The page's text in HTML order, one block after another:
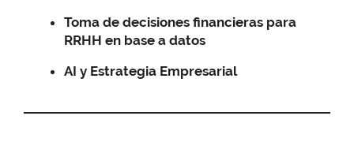
Toma de decisiones financieras para
RRHH en base a datos
AI y Estrategia Empresarial